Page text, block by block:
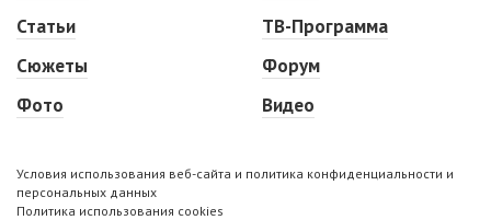
Статьи
Сюжеты
Фото
ТВ-Программа
Форум
Видео
Условия использования веб-сайта и политика конфиденциальности и
персональных данных
Политика использования cookies